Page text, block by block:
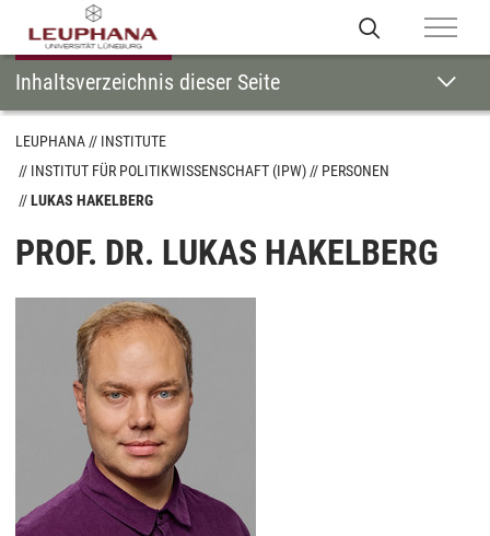
Inhaltsverzeichnis dieser Seite
LEUPHANA
INSTITUTE
INSTITUT FÜR POLITIKWISSENSCHAFT (IPW)
PERSONEN
LUKAS HAKELBERG
PROF. DR. LUKAS HAKELBERG